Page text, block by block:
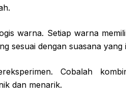
warna. Setiap warna
sesuai dengan suasana
Cobalah
dan menarik.